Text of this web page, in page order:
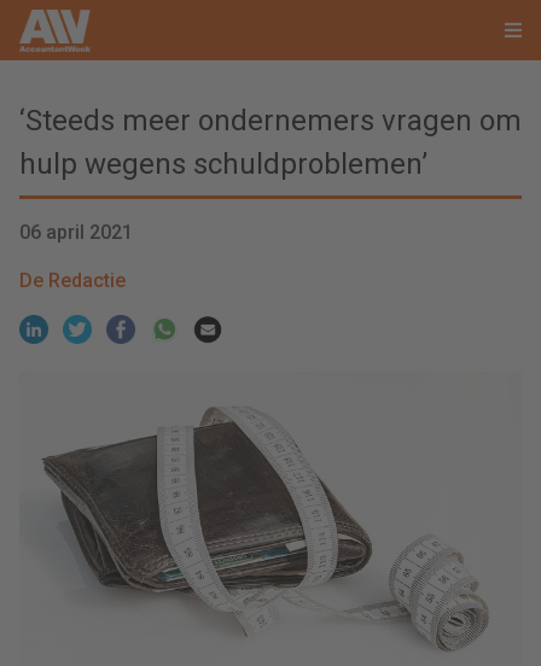
‘Steeds meer ondernemers vragen om
hulp wegens schuldproblemen’
06 april 2021
De Redactie